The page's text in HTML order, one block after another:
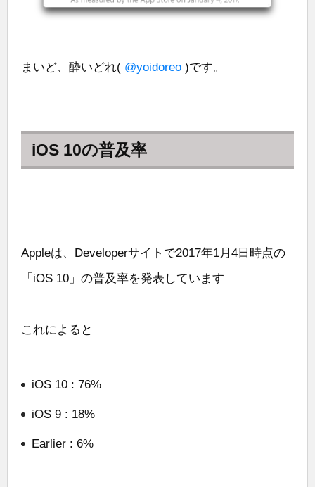
まいど、酔いどれ( @yoidoreo )です。
iOS 10の普及率
Appleは、Developerサイトで2017年1月4日時点の
「iOS 10」の普及率を発表しています
これによると
iOS 10 : 76%
iOS 9 : 18%
Earlier : 6%